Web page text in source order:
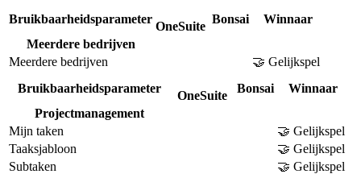
Bruikbaarheidsparameter
OneSuite
Bonsai
Winnaar
Meerdere bedrijven
Meerdere bedrijven
🤝 Gelijkspel
Bruikbaarheidsparameter
OneSuite
Bonsai
Winnaar
Projectmanagement
Mijn taken
🤝 Gelijkspel
Taaksjabloon
🤝 Gelijkspel
Subtaken
🤝 Gelijkspel